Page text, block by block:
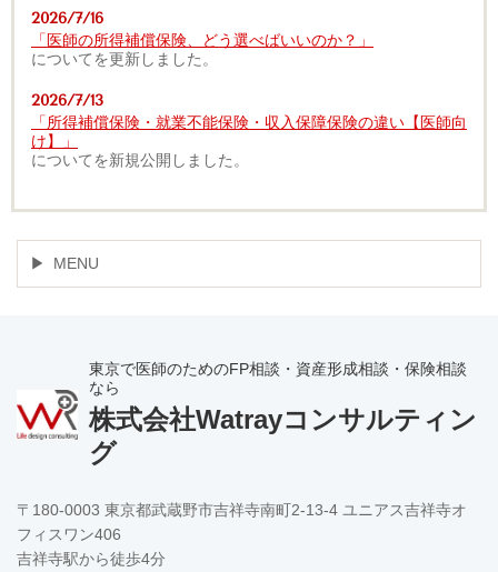
2026/7/16
「医師の所得補償保険、どう選べばいいのか？」
についてを更新しました。
2026/7/13
「所得補償保険・就業不能保険・収入保障保険の違い【医師向
け】」
についてを新規公開しました。
MENU
東京で医師のためのFP相談・資産形成相談・保険相談
なら
株式会社Watrayコンサルティン
グ
〒180-0003 東京都武蔵野市吉祥寺南町2-13-4 ユニアス吉祥寺オ
フィスワン406
吉祥寺駅から徒歩4分